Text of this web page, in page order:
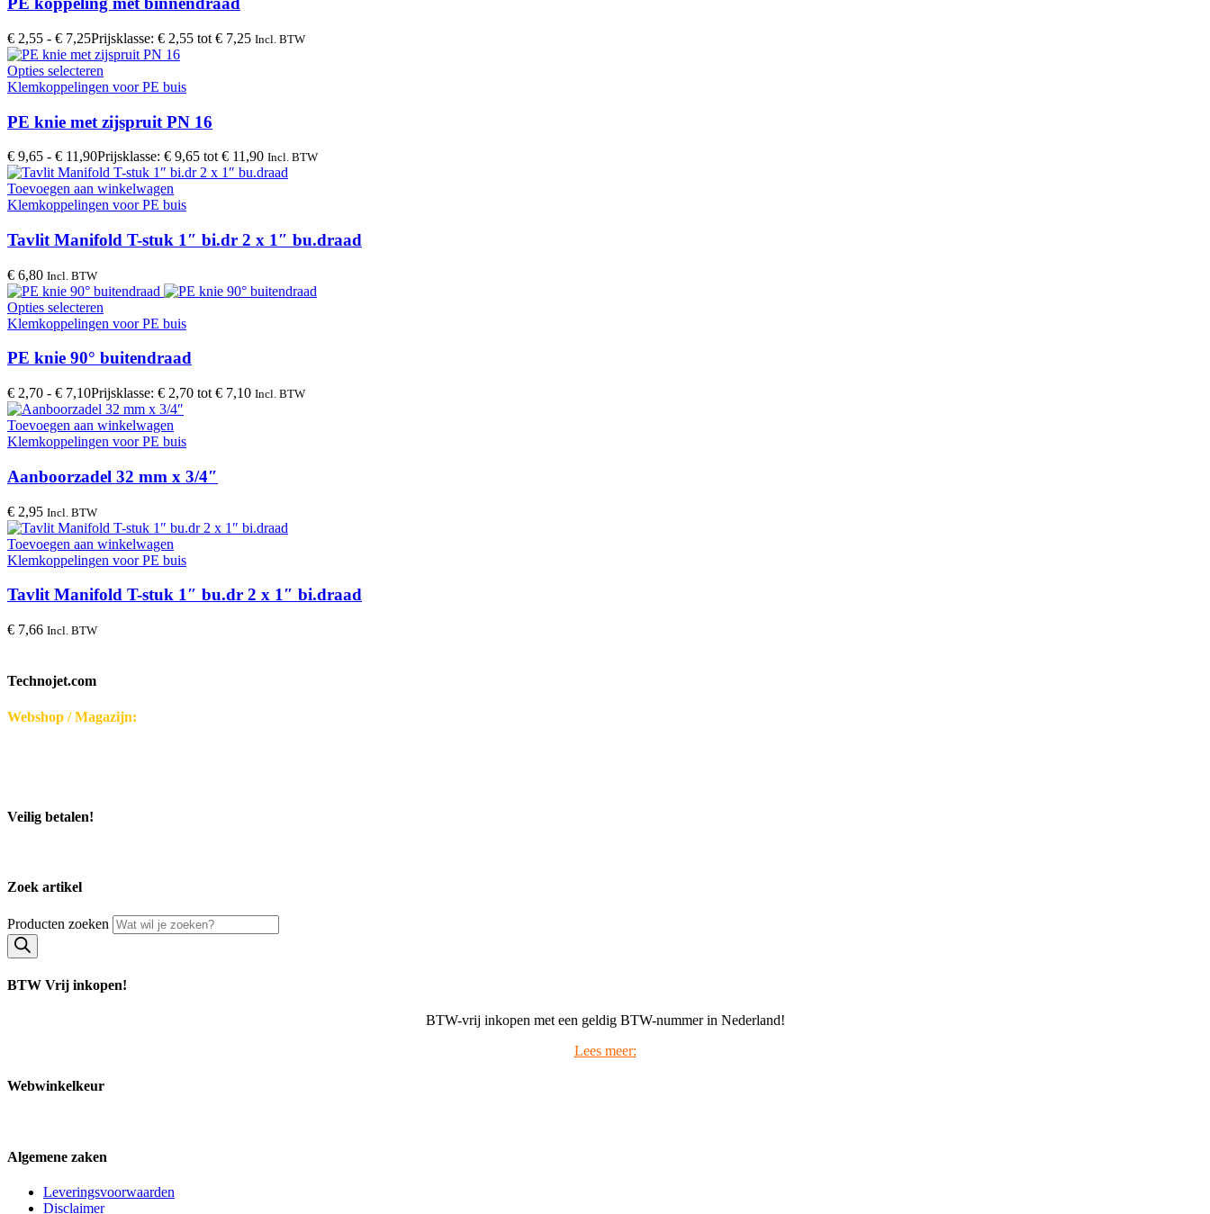
€ 2,55 - € 7,25Prijsklasse: € 2,55 tot € 7,25 Incl. BTW
Opties selecteren
Klemkoppelingen voor PE buis
PE knie met zijspruit PN 16
€ 9,65 - € 11,90Prijsklasse: € 9,65 tot € 11,90 Incl. BTW
Toevoegen aan winkelwagen
Klemkoppelingen voor PE buis
Tavlit Manifold T-stuk 1″ bi.dr 2 x 1″ bu.draad
€ 6,80 Incl. BTW
Opties selecteren
Klemkoppelingen voor PE buis
PE knie 90° buitendraad
€ 2,70 - € 7,10Prijsklasse: € 2,70 tot € 7,10 Incl. BTW
Toevoegen aan winkelwagen
Klemkoppelingen voor PE buis
Aanboorzadel 32 mm x 3/4″
€ 2,95 Incl. BTW
Toevoegen aan winkelwagen
Klemkoppelingen voor PE buis
Tavlit Manifold T-stuk 1″ bu.dr 2 x 1″ bi.draad
€ 7,66 Incl. BTW
Technojet.com
Webshop / Magazijn:
Veilig betalen!
Zoek artikel
Producten zoeken
BTW Vrij inkopen!
BTW-vrij inkopen met een geldig BTW-nummer in Nederland!
Lees meer:
Webwinkelkeur
Algemene zaken
Leveringsvoorwaarden
Disclaimer